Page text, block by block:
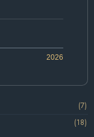
2026
(7)
(18)